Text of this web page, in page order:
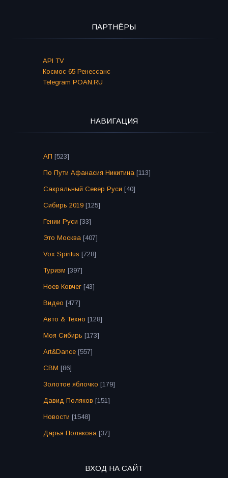
ПАРТНЁРЫ
API TV
Космос 65 Ренессанс
Telegram POAN.RU
НАВИГАЦИЯ
АП [523]
По Пути Афанасия Никитина [113]
Сакральный Север Руси [40]
Сибирь 2019 [125]
Гении Руси [33]
Это Москва [407]
Vox Spiritus [728]
Туризм [397]
Ноев Ковчег [43]
Видео [477]
Авто & Техно [128]
Моя Сибирь [173]
Art&Dance [557]
СВМ [86]
Золотое яблочко [179]
Давид Поляков [151]
Новости [1548]
Дарья Полякова [37]
ВХОД НА САЙТ